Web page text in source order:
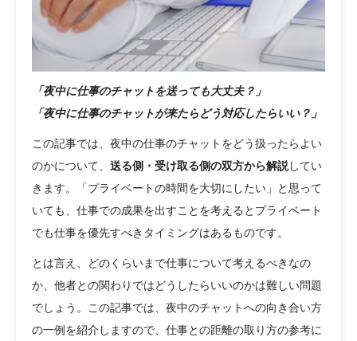
「夜中に仕事のチャットを送っても大丈夫？」
「夜中に仕事のチャットが来たらどう対応したらいい？」
この記事では、夜中の仕事のチャットをどう扱ったらよい
のかについて、 送る側・受け取る側の双方から解説してい
きます。「プライベートの時間を大切にしたい」と思って
いても、仕事での成果を出すことを考えるとプライベート
でも仕事を優先すべきタイミングはあるものです。
とは言え、どのくらいまで仕事について考えるべきなの
か、他者との関わりではどうしたらいいのかは難しい問題
でしょう。この記事では、夜中のチャットへの向き合い方
の一例を紹介しますので、仕事との距離の取り方の参考に